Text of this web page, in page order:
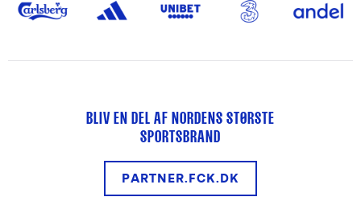
BLIV EN DEL AF NORDENS STØRSTE
SPORTSBRAND
PARTNER.FCK.DK